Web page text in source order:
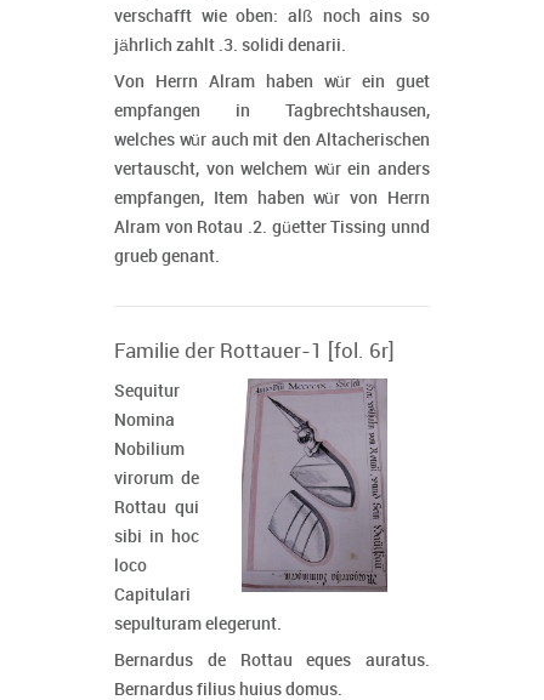
verschafft wie oben: alß noch ains so
jährlich zahlt .3. solidi denarii.
Von Herrn Alram haben wür ein guet
empfangen in Tagbrechtshausen,
welches wür auch mit den Altacherischen
vertauscht, von welchem wür ein anders
empfangen, Item haben wür von Herrn
Alram von Rotau .2. güetter Tissing unnd
grueb genant.
Familie der Rottauer-1 [fol. 6r]
Sequitur
Nomina
Nobilium
virorum de
Rottau qui
sibi in hoc
loco
Capitulari
sepulturam elegerunt.
Bernardus de Rottau eques auratus.
Bernardus filius huius domus.